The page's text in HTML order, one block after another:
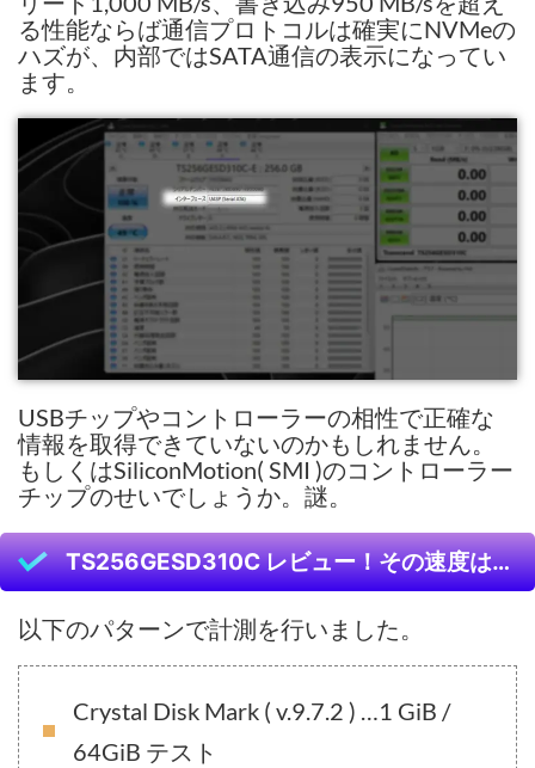
る性能ならば通信プロトコルは確実にNVMeの
ハズが、内部ではSATA通信の表示になってい
ます。
USBチップやコントローラーの相性で正確な
情報を取得できていないのかもしれません。
もしくはSiliconMotion( SMI )のコントローラー
チップのせいでしょうか。謎。
TS256GESD310C レビュー！その速度は…
以下のパターンで計測を行いました。
Crystal Disk Mark ( v.9.7.2 ) …1 GiB /
64GiB テスト